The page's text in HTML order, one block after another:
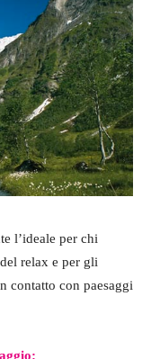
l’ideale per chi
relax e per gli
contatto con paesaggi